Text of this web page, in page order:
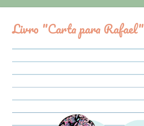
Livro "Carta para Rafael"